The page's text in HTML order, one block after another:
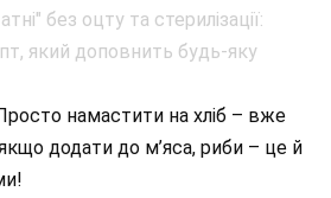
намастити на хліб – вже
додати до м’яса, риби – це й